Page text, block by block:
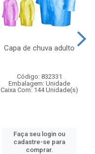
Capa de chuva adulto
Código: 832331
Embalagem: Unidade
Caixa Com: 144 Unidade(s)
Faça seu login ou
cadastre-se para
comprar.